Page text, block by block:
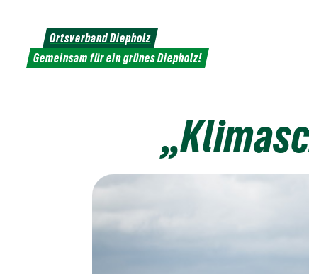
Inhalt
Ortsverband Diepholz
Gemeinsam für ein grünes Diepholz!